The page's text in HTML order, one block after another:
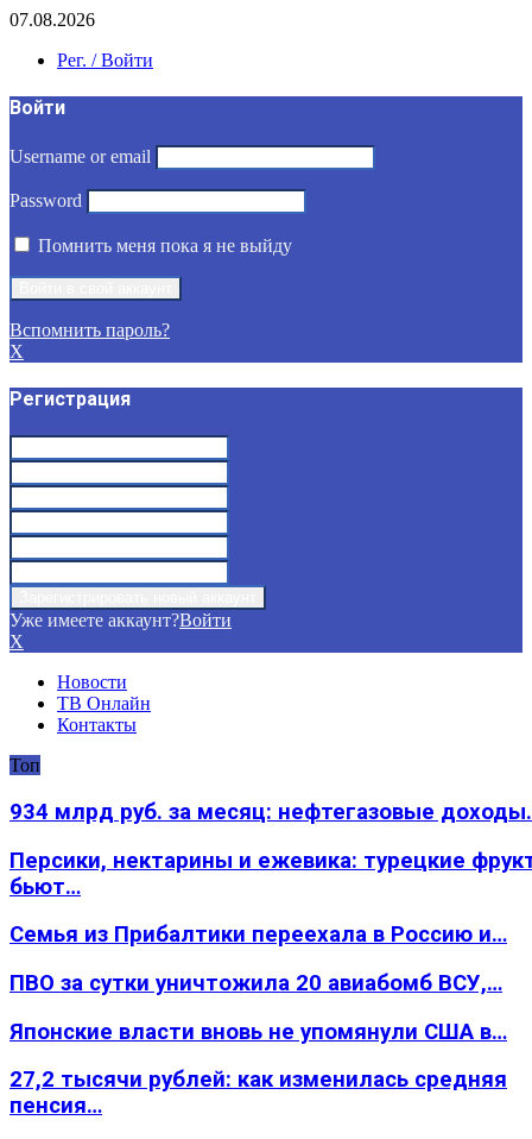
07.08.2026
Рег. / Войти
Войти
Username or email
Password
Помнить меня пока я не выйду
Вспомнить пароль?
X
Регистрация
Уже имеете аккаунт?Войти
X
Новости
ТВ Онлайн
Контакты
Топ
934 млрд руб. за месяц: нефтегазовые
Персики, нектарины и ежевика: турецкие
бьют…
Семья из Прибалтики переехала в Россию и…
ПВО за сутки уничтожила 20 авиабомб ВСУ,…
Японские власти вновь не упомянули США в…
27,2 тысячи рублей: как изменилась средняя
пенсия…